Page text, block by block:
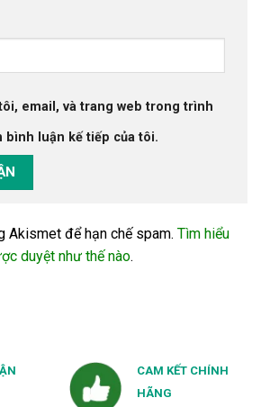
email, và trang web trong trình
bình luận kế tiếp của tôi.
Akismet để hạn chế spam. Tìm hiểu
duyệt như thế nào.
CAM KẾT CHÍNH
HÃNG